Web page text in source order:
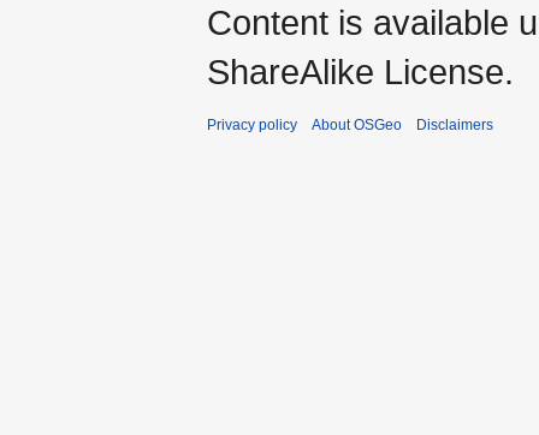
Content is available
ShareAlike License.
Privacy policy About OSGeo Disclaimers